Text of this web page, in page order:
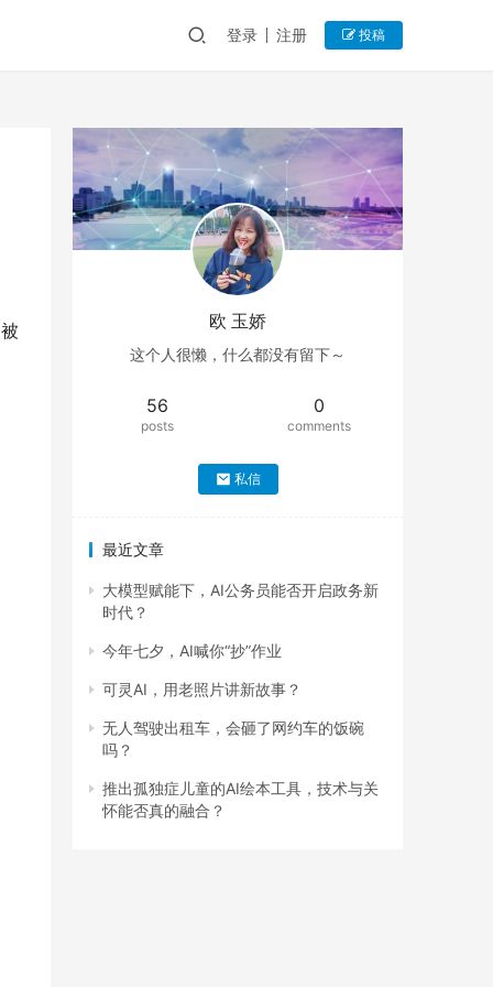
登录 注册 投稿
欧 玉娇
这个人很懒，什么都没有留下～
56
posts
0
comments
私信
最近文章
大模型赋能下，AI公务员能否开启政务新
时代？
今年七夕，AI喊你“抄”作业
可灵AI，用老照片讲新故事？
无人驾驶出租车，会砸了网约车的饭碗
吗？
推出孤独症儿童的AI绘本工具，技术与关
怀能否真的融合？